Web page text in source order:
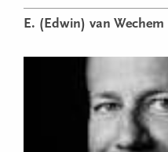
E. (Edwin) van Wechem